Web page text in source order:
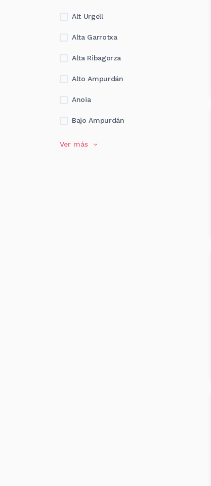
Alt Urgell
Alta Garrotxa
Alta Ribagorza
Alto Ampurdán
Anoia
Bajo Ampurdán
Ver más